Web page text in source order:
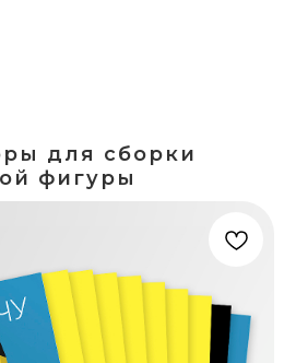
для сборки
фигуры